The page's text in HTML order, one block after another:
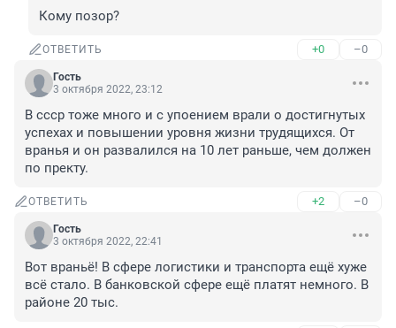
Кому позор?
ОТВЕТИТЬ +0 –0
Гость
3 октября 2022, 23:12
В ссср тоже много и с упоением врали о достигнутых
успехах и повышении уровня жизни трудящихся. От
вранья и он развалился на 10 лет раньше, чем должен
по пректу.
ОТВЕТИТЬ +2 –0
Гость
3 октября 2022, 22:41
Вот враньё! В сфере логистики и транспорта ещё хуже
всё стало. В банковской сфере ещё платят немного. В
районе 20 тыс.